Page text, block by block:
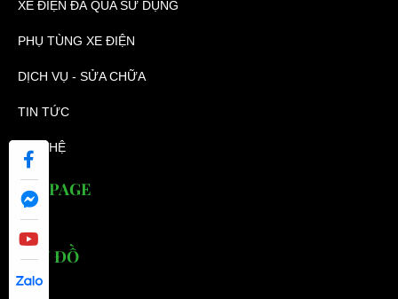
XE ĐIỆN ĐÃ QUA SỬ DỤNG
PHỤ TÙNG XE ĐIỆN
DỊCH VỤ - SỬA CHỮA
TIN TỨC
LIÊN HỆ
FANPAGE
BẢN ĐỒ